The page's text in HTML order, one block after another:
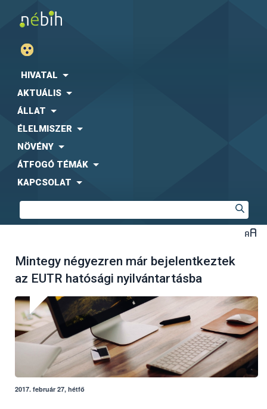
HIVATAL
AKTUÁLIS
ÁLLAT
ÉLELMISZER
NÖVÉNY
ÁTFOGÓ TÉMÁK
KAPCSOLAT
Mintegy négyezren már bejelentkeztek
az EUTR hatósági nyilvántartásba
2017. február 27, hétfő